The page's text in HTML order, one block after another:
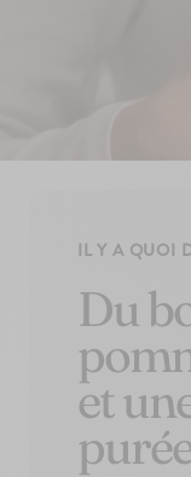
IL Y A QUOI
Du
et